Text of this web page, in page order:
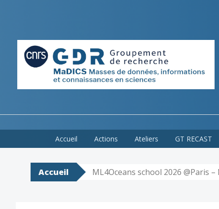
to
Accueil Actions Ateliers GT RECAST
Accueil ML4Oceans school 2026 @Paris